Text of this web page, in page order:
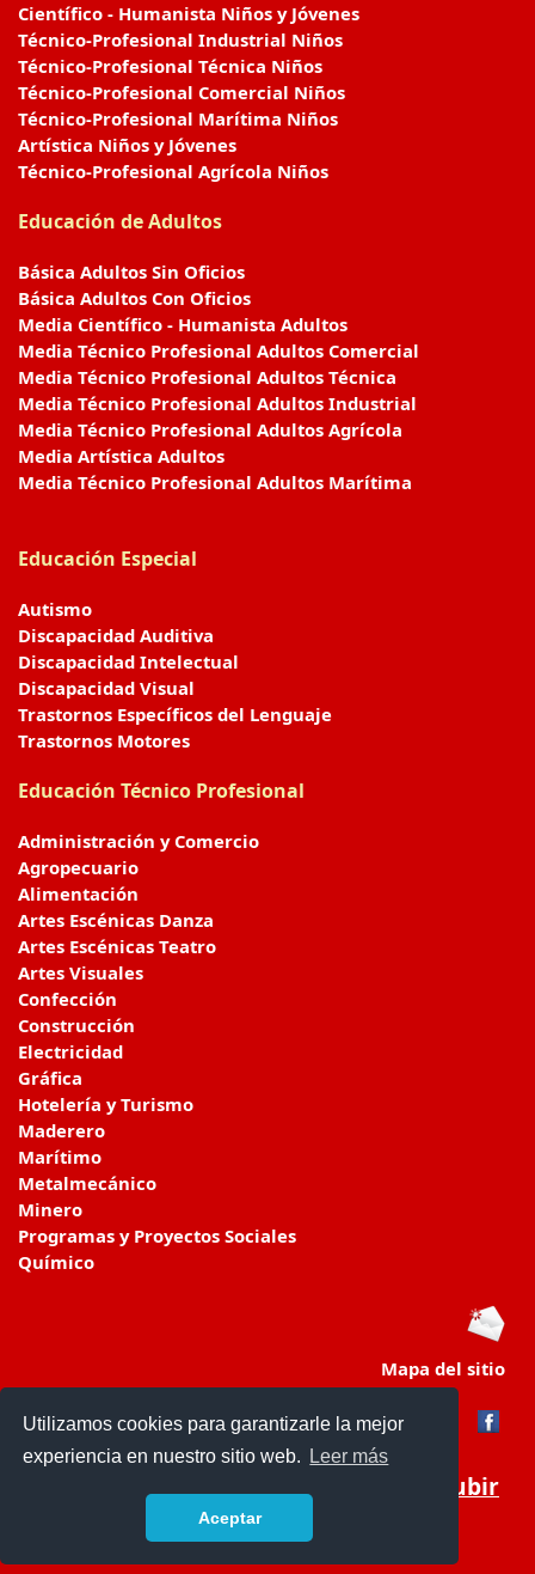
Utilizamos cookies para garantizarle la mejor
experiencia en nuestro sitio web.
Leer más
Aceptar
Científico - Humanista Niños y Jóvenes
Técnico-Profesional Industrial Niños
Técnico-Profesional Técnica Niños
Técnico-Profesional Comercial Niños
Técnico-Profesional Marítima Niños
Artística Niños y Jóvenes
Técnico-Profesional Agrícola Niños
Educación de Adultos
Básica Adultos Sin Oficios
Básica Adultos Con Oficios
Media Científico - Humanista Adultos
Media Técnico Profesional Adultos Comercial
Media Técnico Profesional Adultos Técnica
Media Técnico Profesional Adultos Industrial
Media Técnico Profesional Adultos Agrícola
Media Artística Adultos
Media Técnico Profesional Adultos Marítima
Educación Especial
Autismo
Discapacidad Auditiva
Discapacidad Intelectual
Discapacidad Visual
Trastornos Específicos del Lenguaje
Trastornos Motores
Educación Técnico Profesional
Administración y Comercio
Agropecuario
Alimentación
Artes Escénicas Danza
Artes Escénicas Teatro
Artes Visuales
Confección
Construcción
Electricidad
Gráfica
Hotelería y Turismo
Maderero
Marítimo
Metalmecánico
Minero
Programas y Proyectos Sociales
Químico
Mapa del sitio
Subir